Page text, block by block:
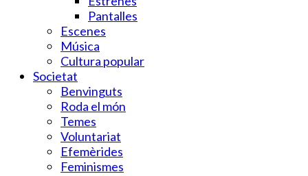
Pantalles
Escenes
Música
Cultura popular
Societat
Benvinguts
Roda el món
Temes
Voluntariat
Efemèrides
Feminismes